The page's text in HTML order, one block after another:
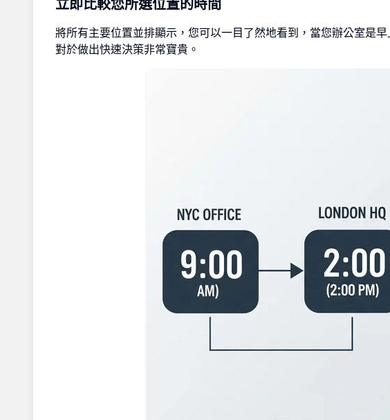
立即比較您所選位置的時間
將所有主要位置並排顯示，您可以一目了然地看到，當您辦公室是
對於做出快速決策非常寶貴。